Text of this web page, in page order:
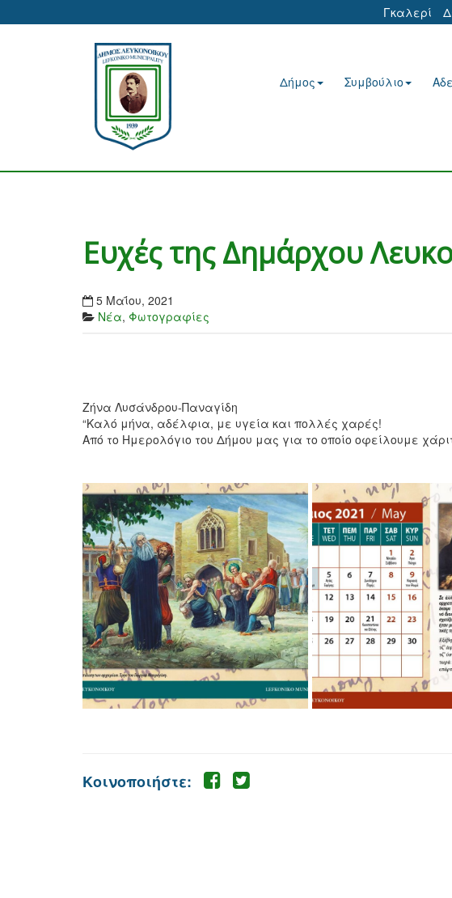
Γκαλερί
Δήμος Συμβούλιο
Ευχές της Δημάρχου
5 Μαΐου, 2021
Νέα, Φωτογραφίες
Ζήνα Λυσάνδρου-Παναγίδη
“Καλό μήνα, αδέλφια, με υγεία και πολλές χαρές!
Από το Ημερολόγιο του Δήμου μας για το οποίο οφείλουμε
Κοινοποιήστε: